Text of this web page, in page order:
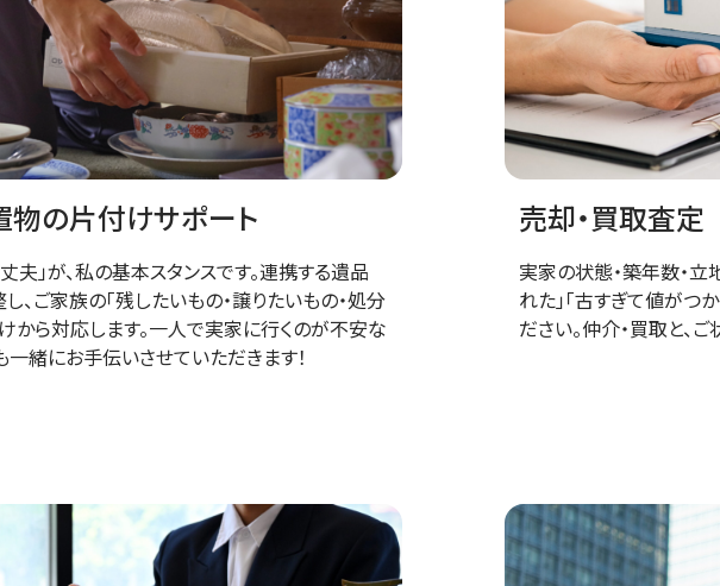
物の片付けサポート
夫」が、私の基本スタンスです。連携する遺品
、ご家族の「残したいもの・譲りたいもの・処分
から対応します。一人で実家に行くのが不安な
一緒にお手伝いさせていただきます！
売却・買取査定
実家の状態・築年数・立
れた」「古すぎて値がつ
ださい。仲介・買取と、